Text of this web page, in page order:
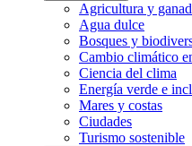
Agricultura y
Agua dulce
Bosques y
Cambio climático
Ciencia del clima
Energía verde e
Mares y costas
Ciudades
Turismo sostenible